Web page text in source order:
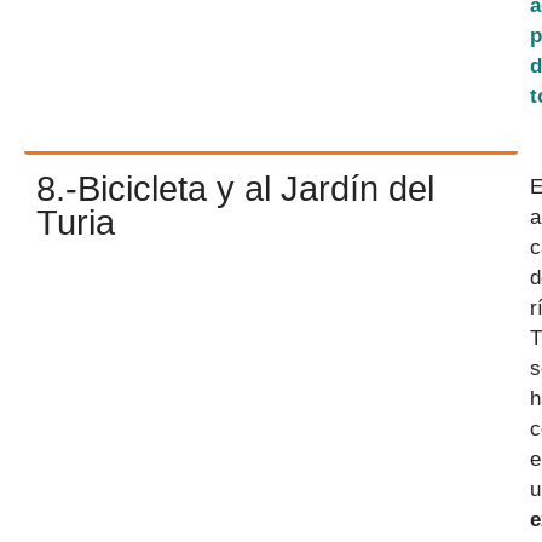
8.-Bicicleta y al Jardín del
Turia